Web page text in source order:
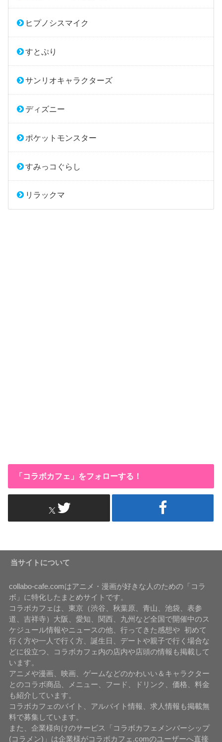
ヒプノシスマイク
すとぷり
サンリオキャラクターズ
ディズニー
ポケットモンスター
すみっコぐらし
リラックマ
「コラボカフェ」をフォローする！
当サイトについて
collabo-cafe.comはアニメ・漫画が好きな人のための「コラ
ボ」に特化したまとめサイトです。
コラボカフェは、東京（渋谷、秋葉原、青山、池袋、表参
道、吉祥寺）大阪、愛知、関西、九州など全国で開催中のス
ケジュール情報やニュースの他、行ってきた感想や 初めて
行く方や一人で行く方、誕生日、デートや親子で行く場合な
どに役立つ、コラボカフェ内の店内や店頭の情報も掲載して
います。
アニメや漫画、映画、ゲームなどのかわいい＆キャラクター
とのコラボ商品、メニュー、フード、ドリンク、価格、料金
も紹介しています。
コラボカフェのバイト、アルバイト情報、求人情報も掲載無
料で募集しています。
また、企業様向けのサービス「コラボカフェメンバーシップ
(コラメン)」は企業様がコラボカフェ.comのユーザーへ直接